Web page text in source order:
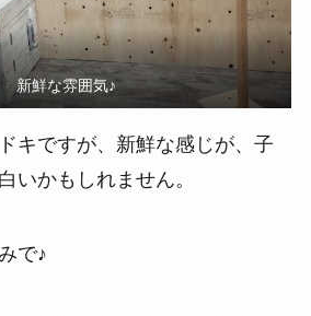
新鮮な雰囲気♪
キですが、新鮮な感じが、子
いかもしれません。
で♪